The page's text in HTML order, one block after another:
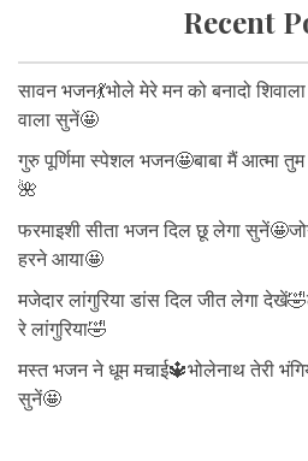
Recent
सावन भजन💃भोले मेरे मन को बनादो
वाला सुनें🤩
गुरु पूर्णिमा स्पेशल भजन🤩बाबा मैं आत्मा
🌺
फरमाइशी सीता भजन दिल छू लेगा
हरने आया🤩
मजेदार लांगुरिया डांस दिल जीत लेगा
रे लांगुरिया🤣
मस्त भजन ने धूम मचाई🔱भोलेनाथ तेरी
सुनें🤩